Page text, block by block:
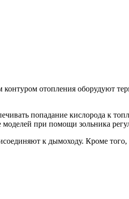
отопления оборудуют
попадание кислорода к
при помощи зольника
к дымоходу. Кроме